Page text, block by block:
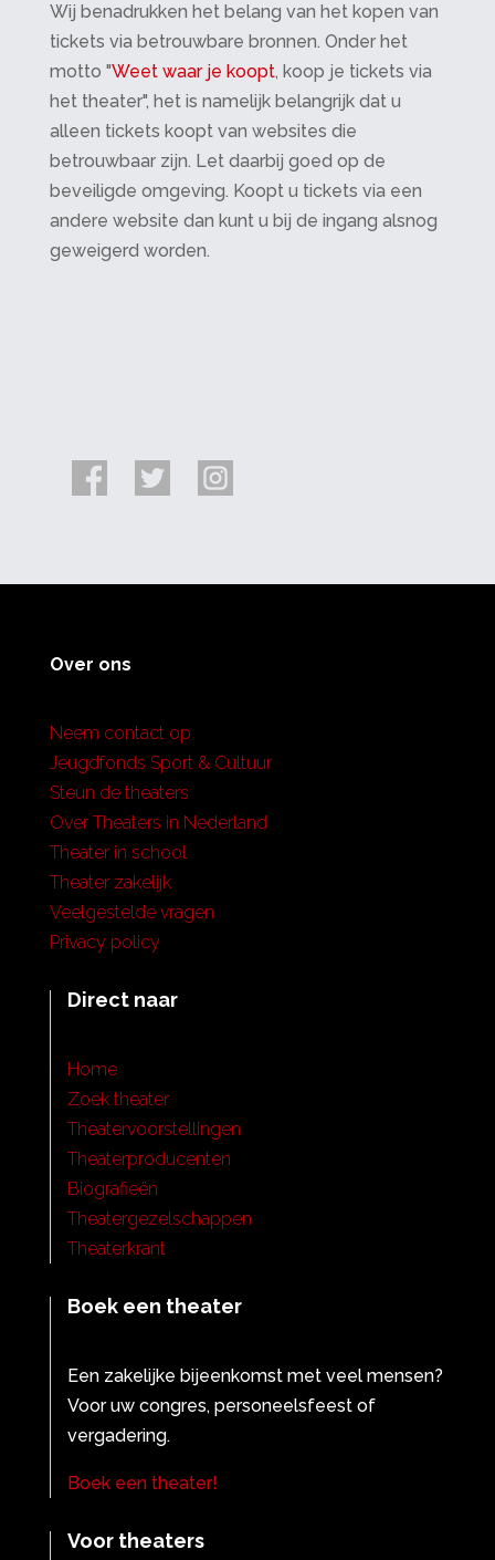
Wij benadrukken het belang van het kopen van
tickets via betrouwbare bronnen. Onder het
motto "Weet waar je koopt, koop je tickets via
het theater", het is namelijk belangrijk dat u
alleen tickets koopt van websites die
betrouwbaar zijn. Let daarbij goed op de
beveiligde omgeving. Koopt u tickets via een
andere website dan kunt u bij de ingang alsnog
geweigerd worden.
Over ons
Neem contact op
Jeugdfonds Sport & Cultuur
Steun de theaters
Over Theaters in Nederland
Theater in school
Theater zakelijk
Veelgestelde vragen
Privacy policy
Direct naar
Home
Zoek theater
Theatervoorstellingen
Theaterproducenten
Biografieën
Theatergezelschappen
Theaterkrant
Boek een theater
Een zakelijke bijeenkomst met veel mensen?
Voor uw congres, personeelsfeest of
vergadering.
Boek een theater!
Voor theaters